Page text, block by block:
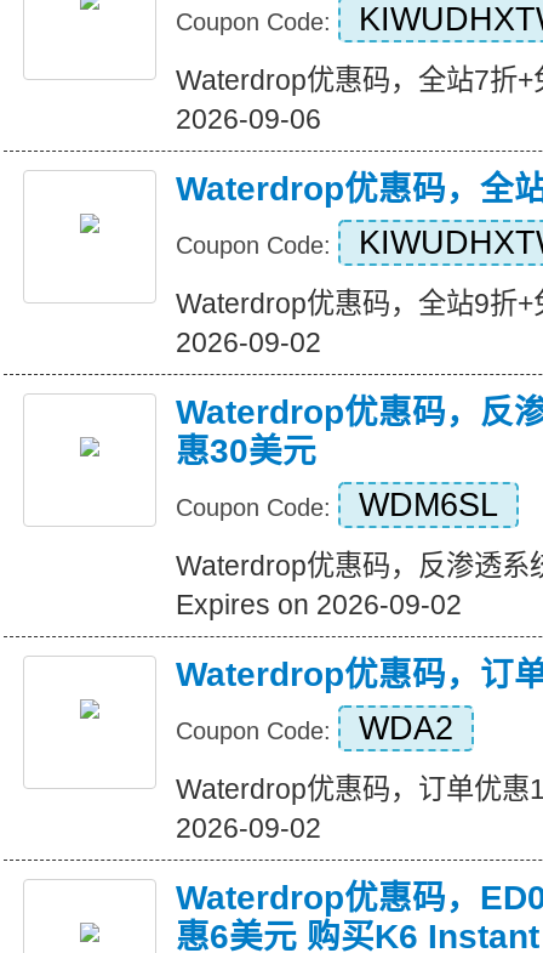
Coupon Code:
Waterdrop优惠码，全站7折
2026-09-06
Waterdrop优惠码，全
Coupon Code:
Waterdrop优惠码，全站9折
2026-09-02
Waterdrop优惠码，反
惠30美元
Coupon Code: WDM6SL
Waterdrop优惠码，反渗透系
Expires on 2026-09-02
Waterdrop优惠码，订
Coupon Code: WDA2
Waterdrop优惠码，订单优惠
2026-09-02
Waterdrop优惠码，
惠6美元 购买K6